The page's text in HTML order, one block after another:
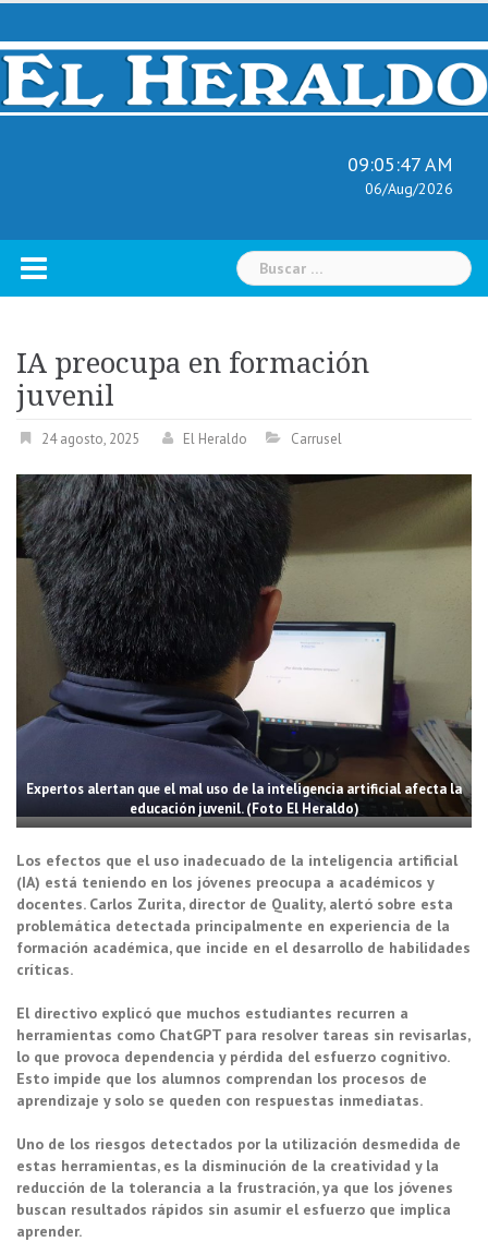
Skip
content
09:05:48 AM
06/Aug/2026
Buscar:
IA preocupa en formación
juvenil
24 agosto, 2025 El Heraldo Carrusel
Expertos alertan que el mal uso de la inteligencia artificial afecta la
educación juvenil. (Foto El Heraldo)
Los efectos que el uso inadecuado de la inteligencia artificial
(IA) está teniendo en los jóvenes preocupa a académicos y
docentes. Carlos Zurita, director de Quality, alertó sobre esta
problemática detectada principalmente en experiencia de la
formación académica, que incide en el desarrollo de habilidades
críticas.
El directivo explicó que muchos estudiantes recurren a
herramientas como ChatGPT para resolver tareas sin revisarlas,
lo que provoca dependencia y pérdida del esfuerzo cognitivo.
Esto impide que los alumnos comprendan los procesos de
aprendizaje y solo se queden con respuestas inmediatas.
Uno de los riesgos detectados por la utilización desmedida de
estas herramientas, es la disminución de la creatividad y la
reducción de la tolerancia a la frustración, ya que los jóvenes
buscan resultados rápidos sin asumir el esfuerzo que implica
aprender.